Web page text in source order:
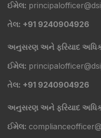
ઈમેલ:
તેલ: +91 9240904926
અનુસરણ અને ફરિયાદ
ઈમેલ:
તેલ: +91 9240904926
અનુસરણ અને ફરિયાદ
ઈમેલ: